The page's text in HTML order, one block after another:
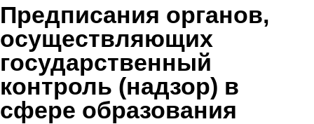
Предписания органов,
осуществляющих
государственный
контроль (надзор) в
сфере образования